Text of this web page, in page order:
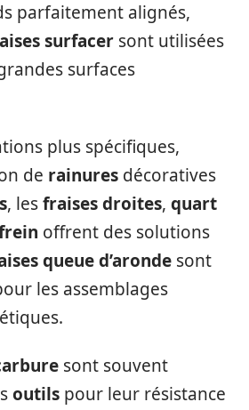
parfaitement alignés,
surfacer sont utilisées
surfaces
plus spécifiques,
de rainures décoratives
, lesfraises droites, quart
offrent des solutions
queue d’aronde sont
les assemblages
sont souvent
outils pour leur résistance